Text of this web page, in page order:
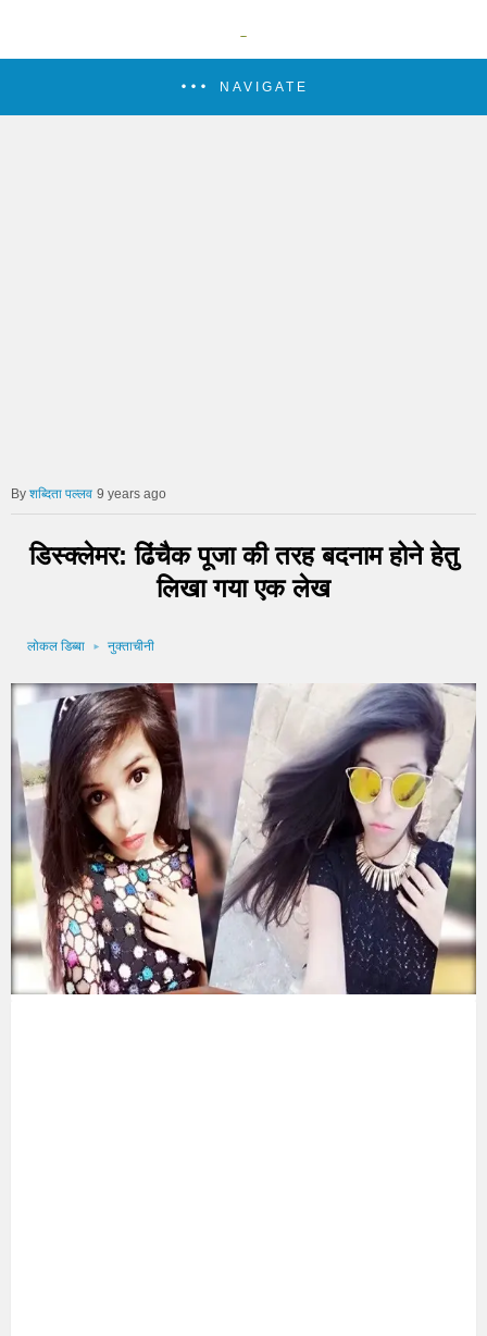
NAVIGATE
शब्दिता पल्लव 9 years ago
डिस्क्लेमर: ढिंचैक पूजा की तरह बदनाम होने हेतु
लिखा गया एक लेख
लोकल डिब्बा नुक्ताचीनी